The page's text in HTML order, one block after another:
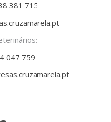
381 715
047 759